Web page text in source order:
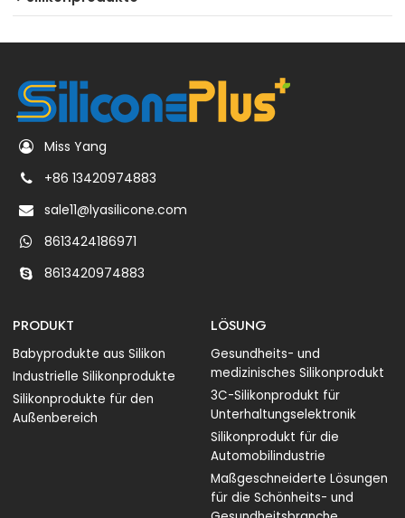
Miss Yang
+86 13420974883
sale11@lyasilicone.com
8613424186971
8613420974883
PRODUKT
Babyprodukte aus Silikon
Industrielle Silikonprodukte
Silikonprodukte für den
Außenbereich
LÖSUNG
Gesundheits- und
medizinisches Silikonprodukt
3C-Silikonprodukt für
Unterhaltungselektronik
Silikonprodukt für die
Automobilindustrie
Maßgeschneiderte Lösungen
für die Schönheits- und